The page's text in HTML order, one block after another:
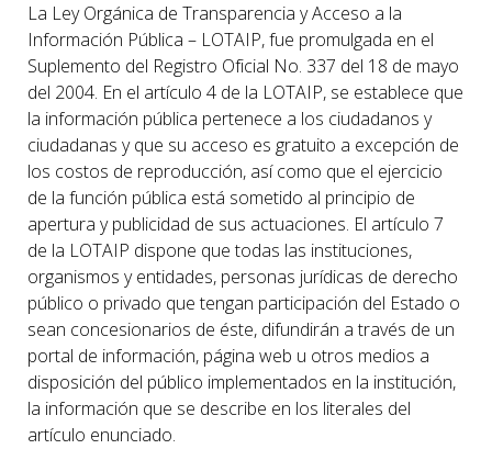
La Ley Orgánica de Transparencia y Acceso a la
Información Pública – LOTAIP, fue promulgada en el
Suplemento del Registro Oficial No. 337 del 18 de mayo
del 2004. En el artículo 4 de la LOTAIP, se establece que
la información pública pertenece a los ciudadanos y
ciudadanas y que su acceso es gratuito a excepción de
los costos de reproducción, así como que el ejercicio
de la función pública está sometido al principio de
apertura y publicidad de sus actuaciones. El artículo 7
de la LOTAIP dispone que todas las instituciones,
organismos y entidades, personas jurídicas de derecho
público o privado que tengan participación del Estado o
sean concesionarios de éste, difundirán a través de un
portal de información, página web u otros medios a
disposición del público implementados en la institución,
la información que se describe en los literales del
artículo enunciado.